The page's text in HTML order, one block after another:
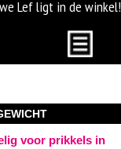
Lef ligt in de winkel!
voor prikkels in